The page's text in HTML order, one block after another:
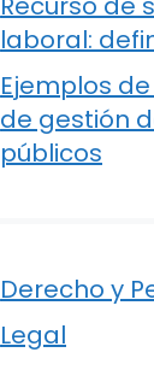
laboral:
Ejemplos
de gestión
públicos
Derecho y
Legal